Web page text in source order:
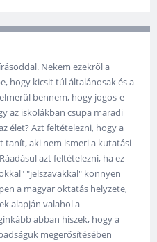
Nekem ezekről a
hogy kicsit túl általánosak és a
bennem, hogy jogos-e -
az iskolákban csupa maradi
élet? Azt feltételezni, hogy a
tanít, aki nem ismeri a kutatási
azt feltételezni, ha ez
"jelszavakkal" könnyen
a magyar oktatás helyzete,
alapján valahol a
abban hiszek, hogy a
megerősítésében